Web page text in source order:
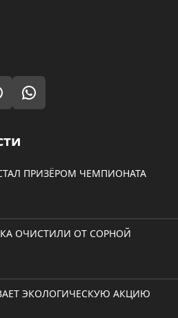
ПРИЗЁРОМ ЧЕМПИОНАТА
ОЧИСТИЛИ ОТ СОРНОЙ
ЭКОЛОГИЧЕСКУЮ АКЦИЮ